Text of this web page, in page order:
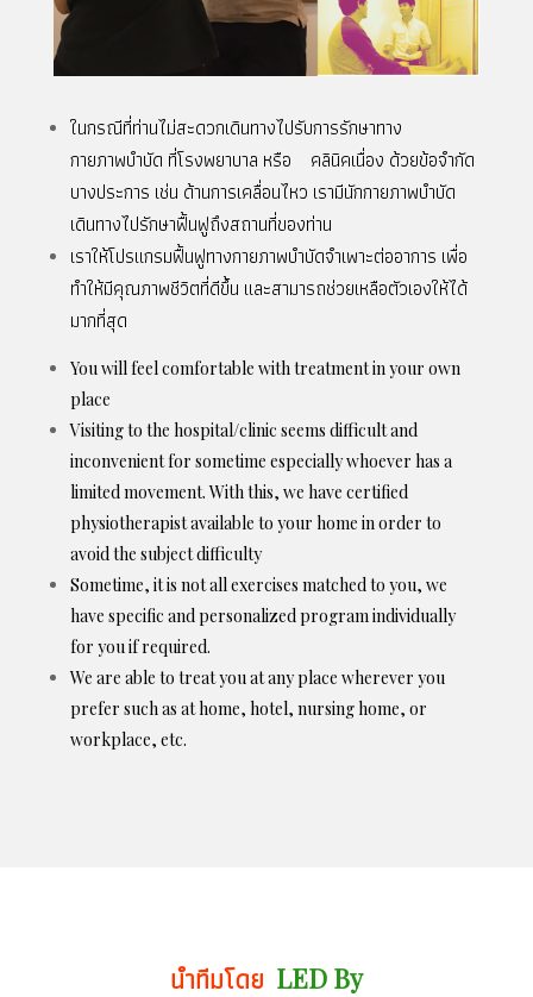
ในกรณีที่ท่านไม่สะดวกเดินทางไปรับการรักษาทาง
กายภาพบำบัด ที่โรงพยาบาล หรือ คลินิคเนื่อง ด้วยข้อจำกัด
บางประการ เช่น ด้านการเคลื่อนไหว เรามีนักกายภาพบำบัด
เดินทางไปรักษาฟื้นฟูถึงสถานที่ของท่าน
เราให้โปรแกรมฟื้นฟูทางกายภาพบำบัดจำเพาะต่ออาการ เพื่อ
ทำให้มีคุณภาพชีวิตที่ดีขึ้น และสามารถช่วยเหลือตัวเองให้ได้
มากที่สุด
You will feel comfortable with treatment in your own
place
Visiting to the hospital/clinic seems difficult and
inconvenient for sometime especially whoever has a
limited movement. With this, we have certified
physiotherapist available to your home in order to
avoid the subject difficulty
Sometime, it is not all exercises matched to you, we
have specific and personalized program individually
for you if required.
We are able to treat you at any place wherever you
prefer such as at home, hotel, nursing home, or
workplace, etc.
นำทีมโดย LED By